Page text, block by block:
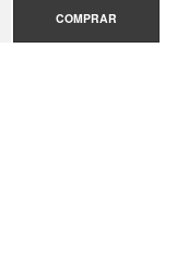
COMPRAR